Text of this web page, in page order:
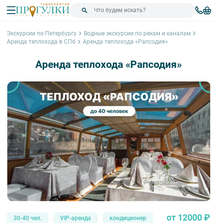
Экскурсии по Петербургу
Водные экскурсии по рекам и каналам
Аренда теплохода в СПб
Аренда теплохода «Рапсодия»
Аренда теплохода «Рапсодия»
30-40 чел. VIP-аренда кондиционер от 12000 ₽